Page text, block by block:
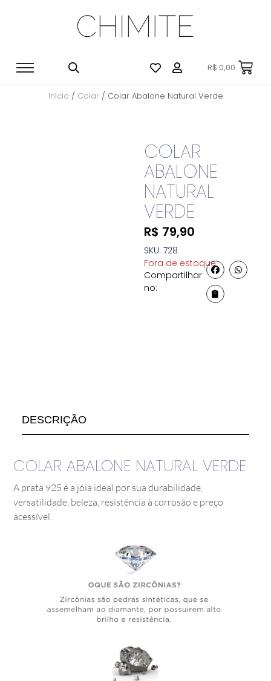
R$ 0,00
Início / Colar/ Colar Abalone Natural Verde
COLAR
ABALONE
NATURAL
VERDE
R$ 79,90
SKU: 728
Fora de estoque
Compartilhar
no:
DESCRIÇÃO
COLAR ABALONE NATURAL VERDE
A prata 925 é a jóia ideal por sua durabilidade,
versatilidade, beleza, resistência à corrosão e preço
acessível.